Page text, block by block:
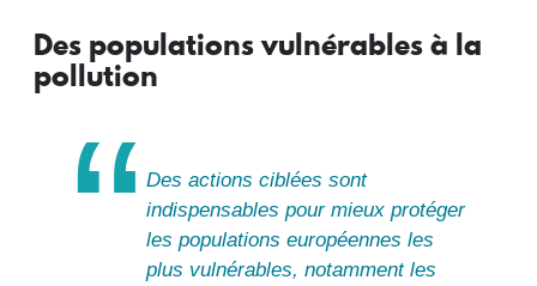
Des populations vulnérables à la
pollution
Des actions ciblées sont
indispensables pour mieux protéger
les populations européennes les
plus vulnérables, notamment les